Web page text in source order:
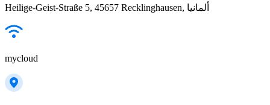
Heilige-Geist-Straße 5, 45657 Recklinghausen, ألمانيا
mycloud